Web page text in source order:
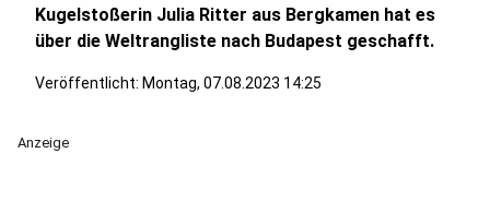
Kugelstoßerin Julia Ritter aus Bergkamen hat es
über die Weltrangliste nach Budapest geschafft.
Veröffentlicht: Montag, 07.08.2023 14:25
Anzeige